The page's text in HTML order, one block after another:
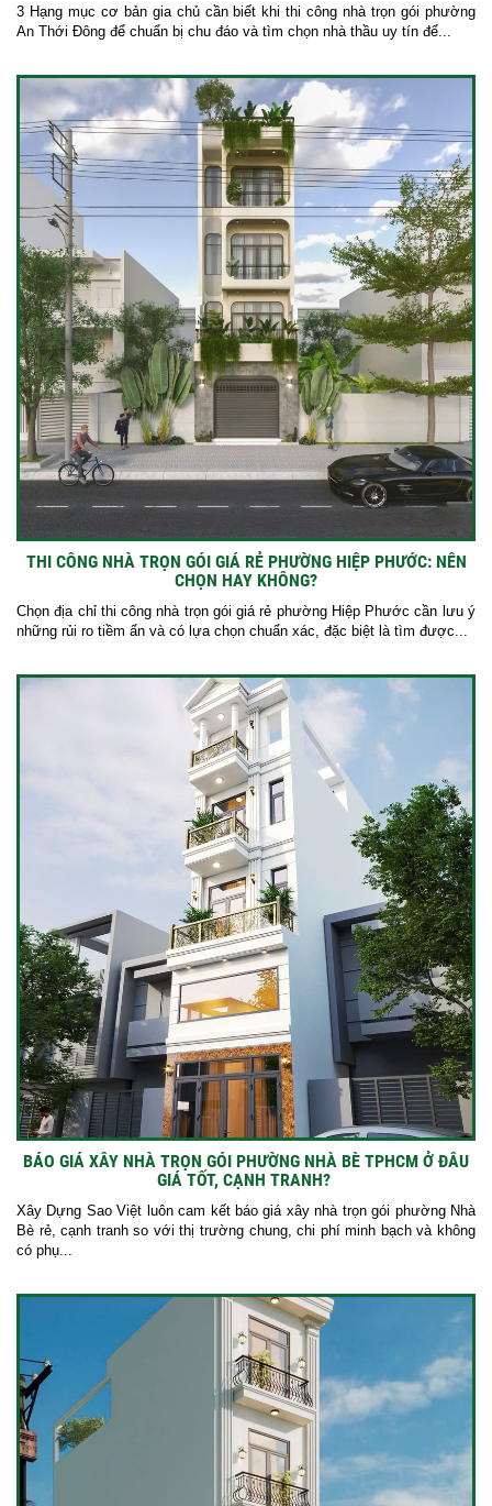
3 Hạng mục cơ bản gia chủ cần biết khi thi công nhà trọn gói phường
An Thới Đông để chuẩn bị chu đáo và tìm chọn nhà thầu uy tín để...
THI CÔNG NHÀ TRỌN GÓI GIÁ RẺ PHƯỜNG HIỆP PHƯỚC: NÊN
CHỌN HAY KHÔNG?
Chọn địa chỉ thi công nhà trọn gói giá rẻ phường Hiệp Phước cần lưu ý
những rủi ro tiềm ẩn và có lựa chọn chuẩn xác, đặc biệt là tìm được...
BÁO GIÁ XÂY NHÀ TRỌN GÓI PHƯỜNG NHÀ BÈ TPHCM Ở ĐÂU
GIÁ TỐT, CẠNH TRANH?
Xây Dựng Sao Việt luôn cam kết báo giá xây nhà trọn gói phường Nhà
Bè rẻ, cạnh tranh so với thị trường chung, chi phí minh bạch và không
có phụ...